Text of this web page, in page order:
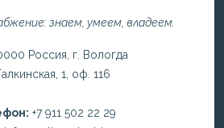
знаем, умеем, владеем.
Россия, г. Вологда
1, оф. 116
+7 911 502 22 29